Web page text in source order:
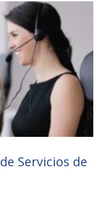
Servicios de